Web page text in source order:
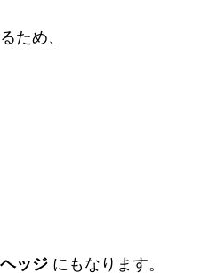
ため、
ッジ にもなります。